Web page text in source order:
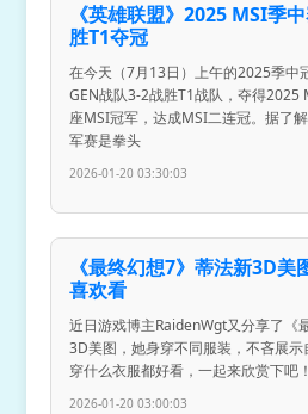
《英雄联盟》2025 MSI季
胜T1夺冠
在今天（7月13日）上午的2025季中
GEN战队3-2战胜T1战队，夺得2025
座MSI冠军，达成MSI二连冠。据了
军赛是拳头
2026-01-20 03:30:03
《最终幻想7》蒂法新3D美
喜欢看
近日游戏博主RaidenWgt又分享了《
3D美图，她身穿不同服装，不吝展
穿什么衣服都好看，一起来欣赏下吧！
2026-01-20 03:00:03